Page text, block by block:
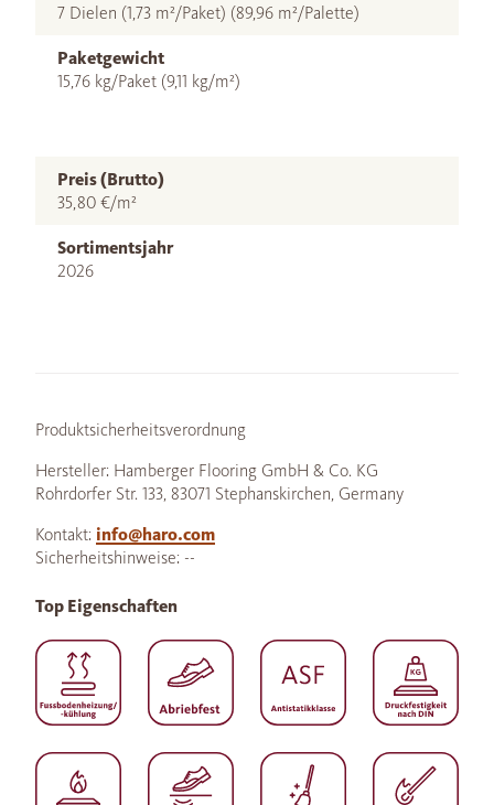
7 Dielen (1,73 m²/Paket) (89,96 m²/Palette)
Paketgewicht
15,76 kg/Paket (9,11 kg/m²)
Preis (Brutto)
35,80 €/m²
Sortimentsjahr
2026
Produktsicherheitsverordnung
Hersteller: Hamberger Flooring GmbH & Co. KG
Rohrdorfer Str. 133, 83071 Stephanskirchen, Germany
Kontakt: info@haro.com
Sicherheitshinweise: --
Top Eigenschaften